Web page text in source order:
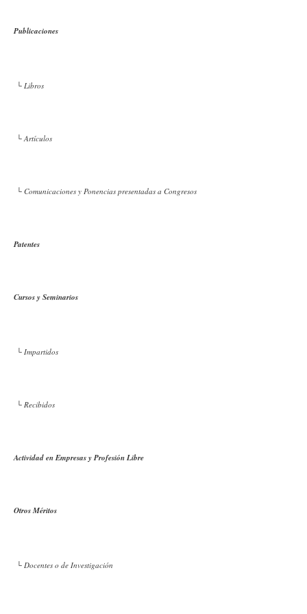
Publicaciones
└ Libros
└ Artículos
└ Comunicaciones y Ponencias presentadas a Congresos
Patentes
Cursos y Seminarios
└ Impartidos
└ Recibidos
Actividad en Empresas y Profesión Libre
Otros Méritos
└ Docentes o de Investigación